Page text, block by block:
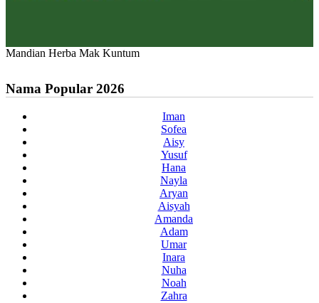
Mandian Herba Mak Kuntum
Nama Popular 2026
Iman
Sofea
Aisy
Yusuf
Hana
Nayla
Aryan
Aisyah
Amanda
Adam
Umar
Inara
Nuha
Noah
Zahra